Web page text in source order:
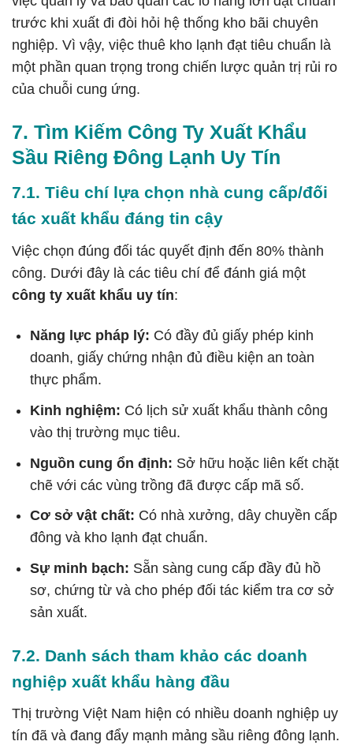
trước khi xuất đi đòi hỏi hệ thống kho bãi chuyên
nghiệp. Vì vậy, việc thuê kho lạnh đạt tiêu chuẩn là
một phần quan trọng trong chiến lược quản trị rủi ro
của chuỗi cung ứng.
7. Tìm Kiếm Công Ty Xuất Khẩu
Sầu Riêng Đông Lạnh Uy Tín
7.1. Tiêu chí lựa chọn nhà cung cấp/đối
tác xuất khẩu đáng tin cậy
Việc chọn đúng đối tác quyết định đến 80% thành
công. Dưới đây là các tiêu chí để đánh giá một
công ty xuất khẩu uy tín:
Năng lực pháp lý: Có đầy đủ giấy phép kinh
doanh, giấy chứng nhận đủ điều kiện an toàn
thực phẩm.
Kinh nghiệm: Có lịch sử xuất khẩu thành công
vào thị trường mục tiêu.
Nguồn cung ổn định: Sở hữu hoặc liên kết chặt
chẽ với các vùng trồng đã được cấp mã số.
Cơ sở vật chất: Có nhà xưởng, dây chuyền cấp
đông và kho lạnh đạt chuẩn.
Sự minh bạch: Sẵn sàng cung cấp đầy đủ hồ
sơ, chứng từ và cho phép đối tác kiểm tra cơ sở
sản xuất.
7.2. Danh sách tham khảo các doanh
nghiệp xuất khẩu hàng đầu
Thị trường Việt Nam hiện có nhiều doanh nghiệp uy
tín đã và đang đẩy mạnh mảng sầu riêng đông lạnh.